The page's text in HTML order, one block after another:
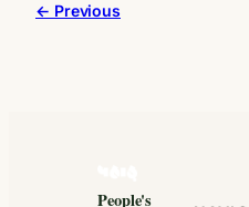
← Previous
People's